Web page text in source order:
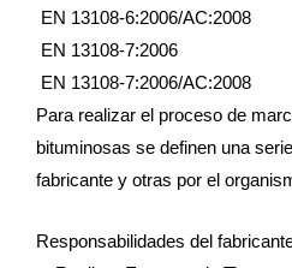
EN 13108-6:2006/AC:2008
EN 13108-7:2006
EN 13108-7:2006/AC:2008
Para realizar el proceso de
bituminosas se definen una
fabricante y otras por el
Responsabilidades del